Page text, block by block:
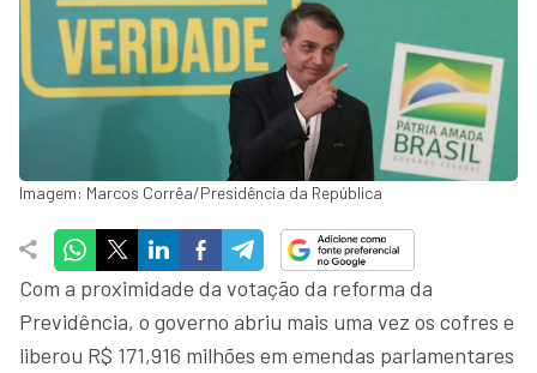
Imagem: Marcos Corrêa/Presidência da República
Com a proximidade da votação da reforma da
Previdência, o governo abriu mais uma vez os cofres e
liberou R$ 171,916 milhões em emendas parlamentares